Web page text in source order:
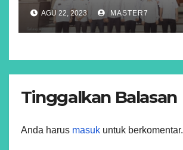
AGU 22, 2023 MASTER7
Tinggalkan Balasan
Anda harus masuk untuk berkomentar.